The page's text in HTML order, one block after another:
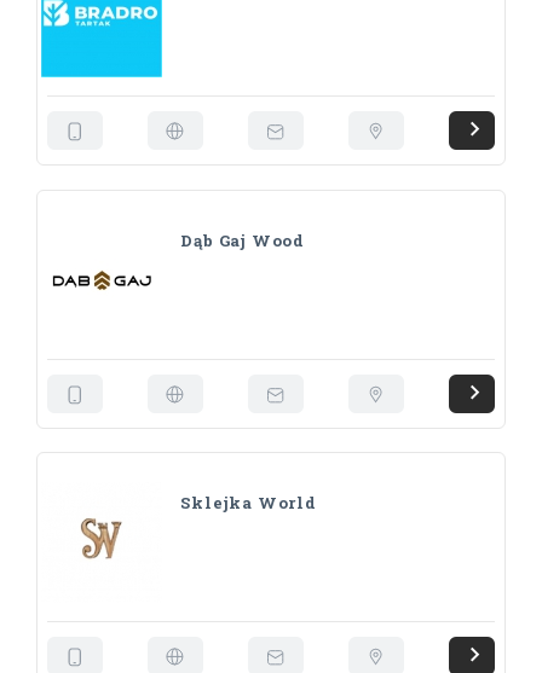
Dąb Gaj Wood
Sklejka World